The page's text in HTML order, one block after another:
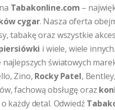
Tabakonline.com –
cygar. Nasza oferta
tabakę oraz wszystkie
i wiele, wiele
najlepszych światowych
Zino, Rocky Patel,
fachową obsługę oraz
o każdy detal. Odwiedź